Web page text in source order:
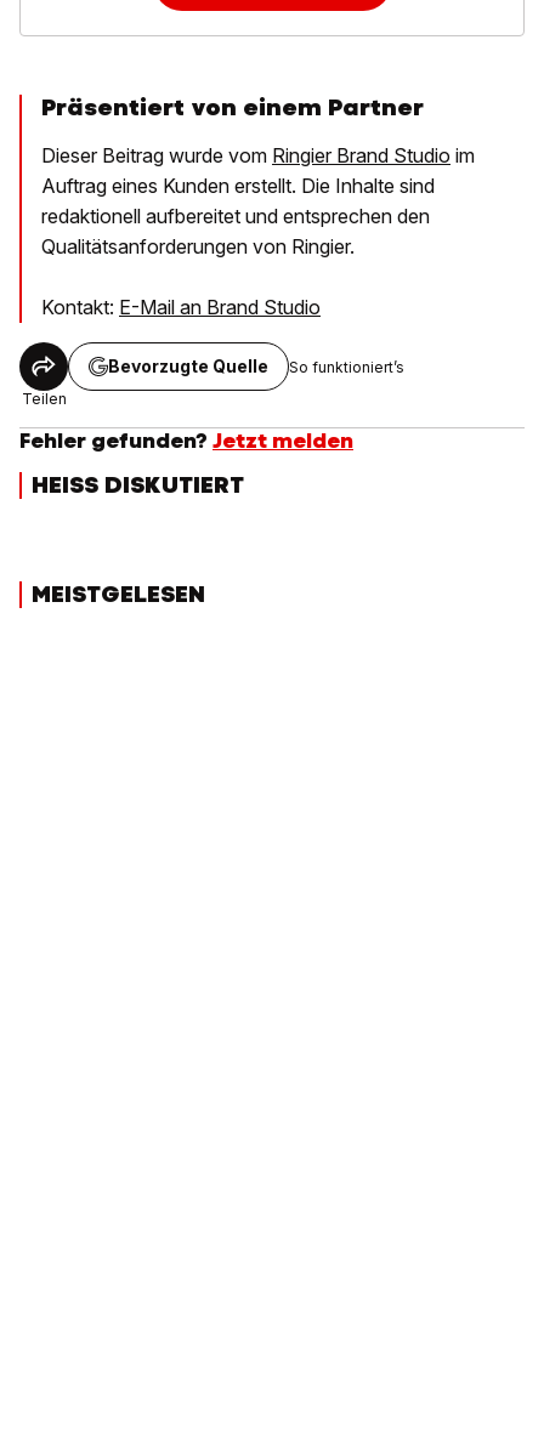
Präsentiert von einem Partner
Dieser Beitrag wurde vom Ringier Brand Studio im
Auftrag eines Kunden erstellt. Die Inhalte sind
redaktionell aufbereitet und entsprechen den
Qualitätsanforderungen von Ringier.
Kontakt: E-Mail an Brand Studio
Teilen
Bevorzugte Quelle So funktioniert’s
Fehler gefunden? Jetzt melden
HEISS DISKUTIERT
MEISTGELESEN